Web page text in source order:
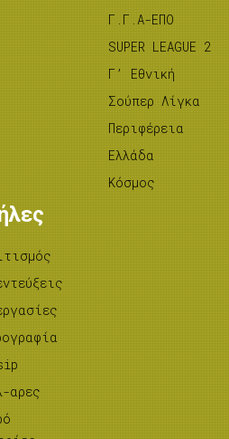
Γ.Γ.Α-ΕΠΟ
SUPER LEAGUE 2
Γ’ Εθνική
Σούπερ Λίγκα
Περιφέρεια
Ελλάδα
Κόσμος
αρες